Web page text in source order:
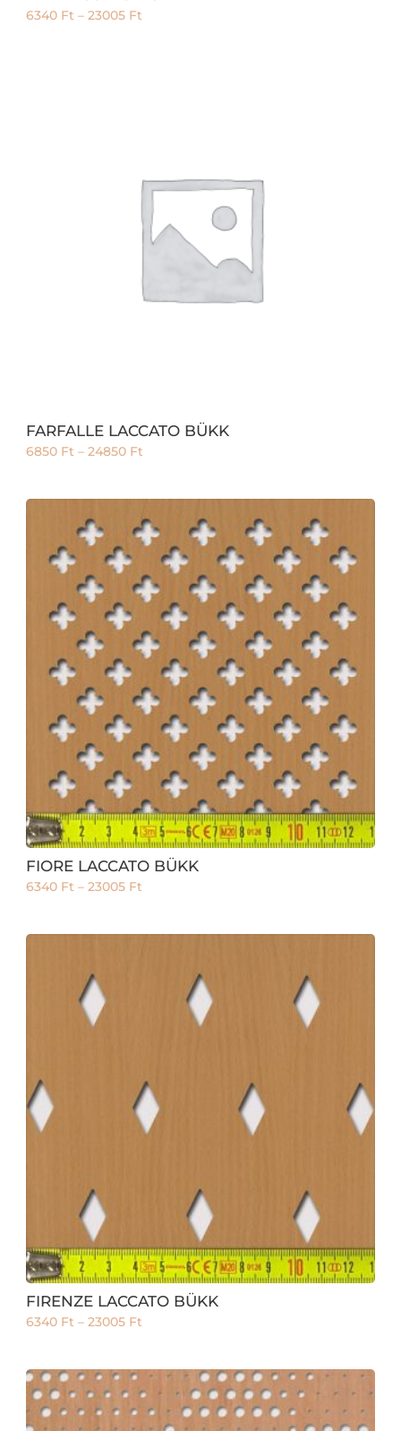
6340 Ft – 23005 Ft
FARFALLE LACCATO BÜKK
6850 Ft – 24850 Ft
FIORE LACCATO BÜKK
6340 Ft – 23005 Ft
FIRENZE LACCATO BÜKK
6340 Ft – 23005 Ft